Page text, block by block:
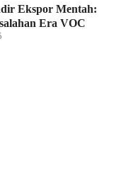
Ekspor Mentah:
Era VOC